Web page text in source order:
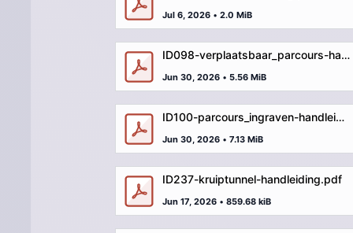
Jul 6, 2026 • 2.0 MiB
ID098-verplaatsbaar_parcours-handleiding.pdf
Jun 30, 2026 • 5.56 MiB
ID100-parcours_ingraven-handleiding.pdf
Jun 30, 2026 • 7.13 MiB
ID237-kruiptunnel-handleiding.pdf
Jun 17, 2026 • 859.68 kiB